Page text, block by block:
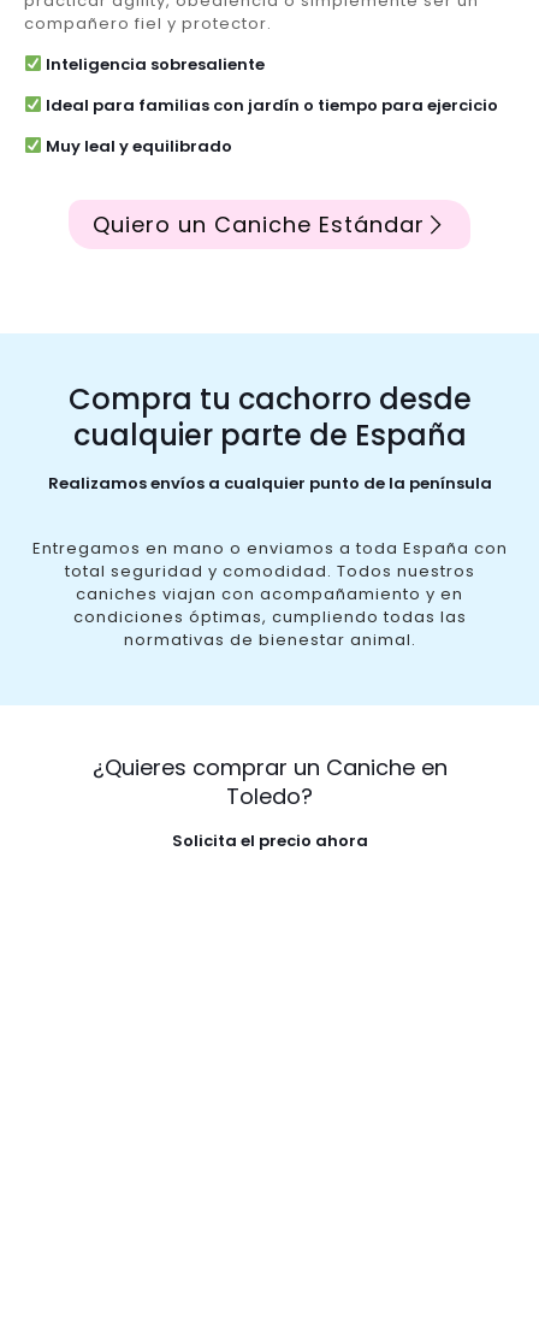
compañero fiel y protector.
Inteligencia sobresaliente
Ideal para familias con jardín o tiempo para ejercicio
Muy leal y equilibrado
Quiero un Caniche Estándar
Compra tu cachorro desde
cualquier parte de España
Realizamos envíos a cualquier punto de la península
Entregamos en mano o enviamos a toda España con
total seguridad y comodidad. Todos nuestros
caniches viajan con acompañamiento y en
condiciones óptimas, cumpliendo todas las
normativas de bienestar animal.
¿Quieres comprar un Caniche en
Toledo?
Solicita el precio ahora